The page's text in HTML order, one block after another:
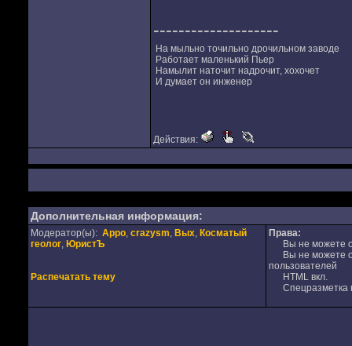
--------------------
На мыльно точильно дрочильном заводе
Работает маленький Пьер
Намылит наточит надрочит, хохочет
И думает он инженер
Действия:
Дополнительная информация:
Модератор(ы): Appo, crazysm, Вых, Косматый
геолог, ЮристЪ
Распечатать тему
Права:
Вы не можете
Вы не можете
пользователей
HTML вкл.
Спецразметка